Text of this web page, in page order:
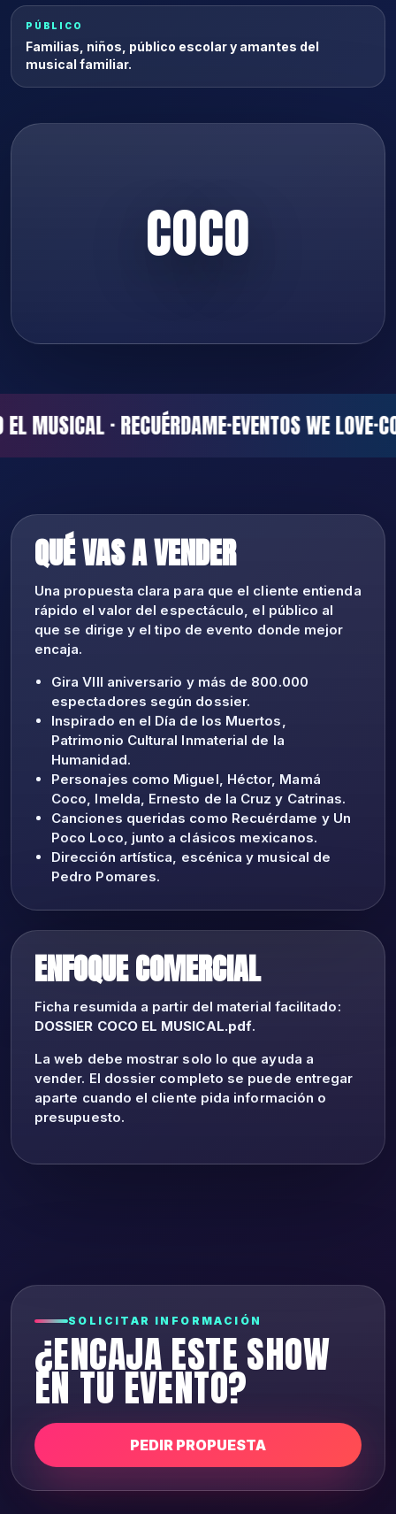
PÚBLICO
Familias, niños, público escolar y amantes del
musical familiar.
COCO
EL MUSICAL · RECUÉRDAME·EVENTOS WE LOVE·
QUÉ VAS A VENDER
Una propuesta clara para que el cliente entienda
rápido el valor del espectáculo, el público al
que se dirige y el tipo de evento donde mejor
encaja.
Gira VIII aniversario y más de 800.000
espectadores según dossier.
Inspirado en el Día de los Muertos,
Patrimonio Cultural Inmaterial de la
Humanidad.
Personajes como Miguel, Héctor, Mamá
Coco, Imelda, Ernesto de la Cruz y Catrinas.
Canciones queridas como Recuérdame y Un
Poco Loco, junto a clásicos mexicanos.
Dirección artística, escénica y musical de
Pedro Pomares.
ENFOQUE COMERCIAL
Ficha resumida a partir del material facilitado:
DOSSIER COCO EL MUSICAL.pdf.
La web debe mostrar solo lo que ayuda a
vender. El dossier completo se puede entregar
aparte cuando el cliente pida información o
presupuesto.
SOLICITAR INFORMACIÓN
¿ENCAJA ESTE SHOW
EN TU EVENTO?
PEDIR PROPUESTA